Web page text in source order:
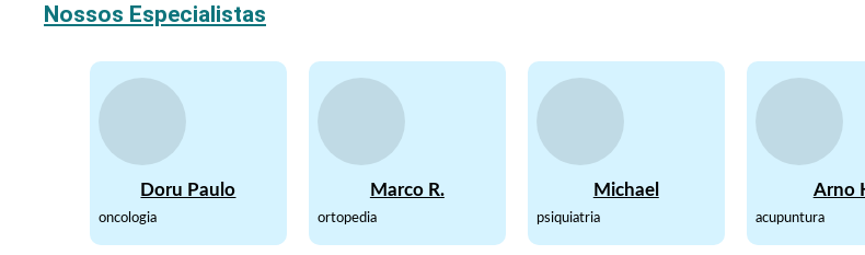
Nossos Especialistas
Doru Paulo
oncologia
Marco R.
ortopedia
Michael
psiquiatria
Arno
acupuntura